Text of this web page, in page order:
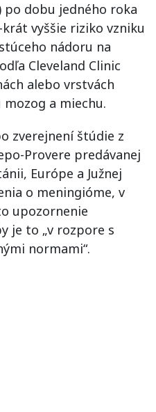
dobu jedného roka
vyššie riziko vzniku
nádoru na
Cleveland Clinic
alebo vrstvách
a miechu.
zverejnení štúdie z
Provere predávanej
Európe a Južnej
o meningióme, v
upozornenie
je to „v rozpore s
normami“.